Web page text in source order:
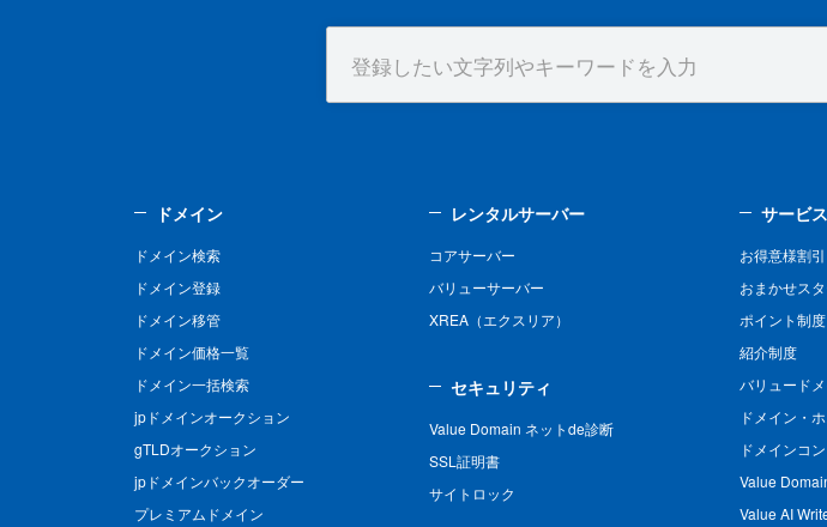
ドメイン
ドメイン検索
ドメイン登録
ドメイン移管
ドメイン価格一覧
ドメイン一括検索
jpドメインオークション
gTLDオークション
jpドメインバックオーダー
プレミアムドメイン
レンタルサーバー
コアサーバー
バリューサーバー
XREA（エクスリア）
セキュリティ
Value Domain ネットde診断
SSL証明書
サイトロック
サービス
お得意様割引
おまかせスタ
ポイント制度
紹介制度
バリュード
ドメイン・
ドメインコ
Value
Value AI